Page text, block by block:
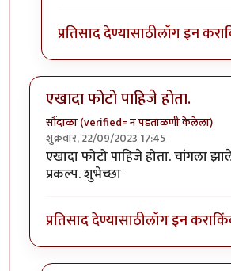
प्रतिसाद देण्यासाठीलॉग इन करा
एखादा फोटो पाहिजे होता.
सौंदाळा (verified= न पडताळणी केलेला)
शुक्रवार, 22/09/2023 17:45
एखादा फोटो पाहिजे होता. चांगला
प्रकल्प. शुभेच्छा
प्रतिसाद देण्यासाठीलॉग इन करा